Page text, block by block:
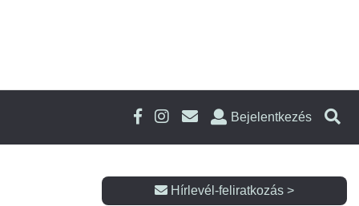
Bejelentkezés
Hírlevél-feliratkozás >